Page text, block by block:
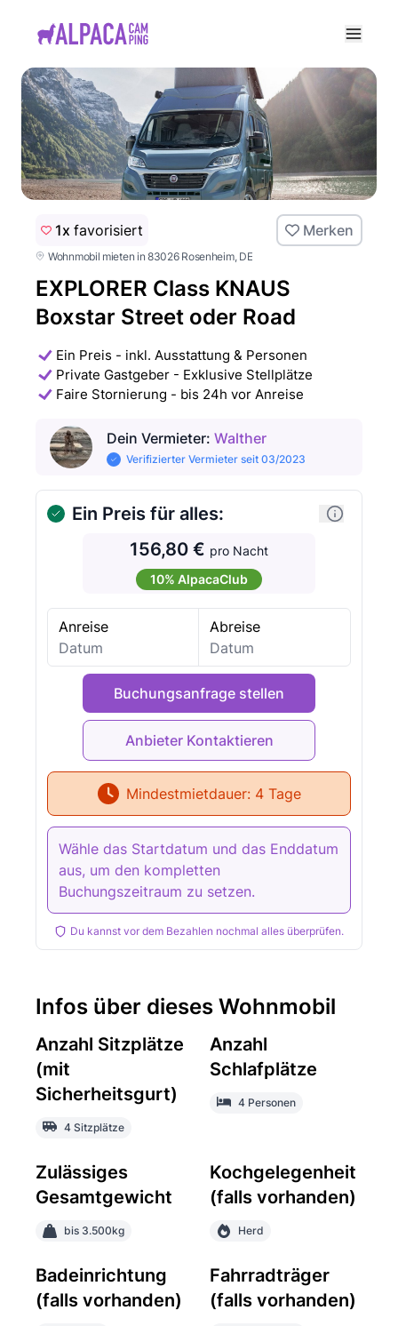
Wohnmobil mieten in 83026 Rosenheim, DE
EXPLORER Class KNAUS
Boxstar Street oder Road
1x favorisiert Merken
Ein Preis - inkl. Ausstattung & Personen
Private Gastgeber - Exklusive Stellplätze
Faire Stornierung - bis 24h vor Anreise
Dein Vermieter: Walther
Verifizierter Vermieter seit 03/2023
Ein Preis für alles:
156,80 € pro Nacht
10% AlpacaClub
Anreise Abreise
Buchungsanfrage stellen
Mindestmietdauer: 4 Tage
Wähle das Startdatum und das Enddatum
aus, um den kompletten
Buchungszeitraum zu setzen.
Du kannst vor dem Bezahlen nochmal alles überprüfen.
Infos über dieses Wohnmobil
Anzahl Sitzplätze
(mit
Sicherheitsgurt)
4 Sitzplätze
Anzahl
Schlafplätze
4 Personen
Zulässiges
Gesamtgewicht
bis 3.500kg
Kochgelegenheit
(falls vorhanden)
Herd
Badeinrichtung
(falls vorhanden)
Fahrradträger
(falls vorhanden)